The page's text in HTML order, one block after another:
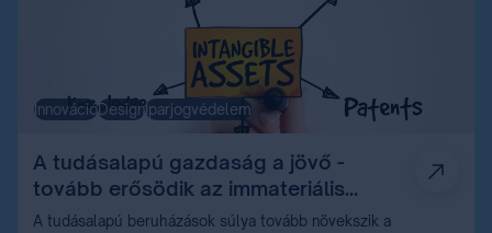
InnovációDesignIparjogvédelem
A tudásalapú gazdaság a jövő -
tovább erősödik az immateriális
vagyon szerepe
A tudásalapú beruházások súlya tovább növekszik a